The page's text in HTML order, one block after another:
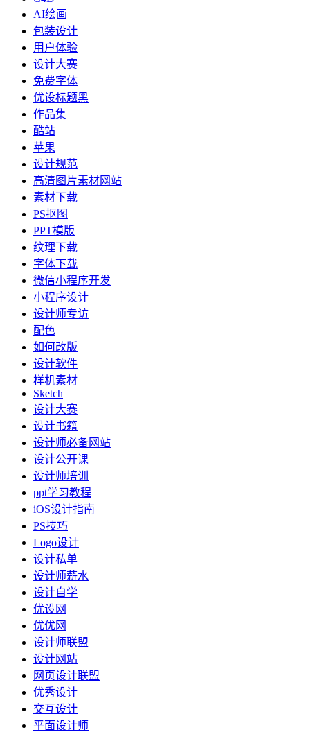
AI绘画
包装设计
用户体验
设计大赛
免费字体
优设标题黑
作品集
酷站
苹果
设计规范
高清图片素材网站
素材下载
PS抠图
PPT模版
纹理下载
字体下载
微信小程序开发
小程序设计
设计师专访
配色
如何改版
设计软件
样机素材
Sketch
设计大赛
设计书籍
设计师必备网站
设计公开课
设计师培训
ppt学习教程
iOS设计指南
PS技巧
Logo设计
设计私单
设计师薪水
设计自学
优设网
优优网
设计师联盟
设计网站
网页设计联盟
优秀设计
交互设计
平面设计师